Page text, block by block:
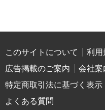
このサイトについて 利用
広告掲載のご案内
会社案
特定商取引法に基づく表示
よくある質問